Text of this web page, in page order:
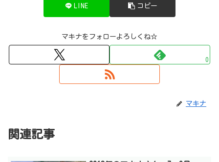
LINE コピー
マキナをフォローよろしくね☆
0
マキナ
関連記事